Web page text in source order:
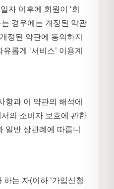
자 이후에 회원이 ‘회
는 경우에는 개정된 약관
정된 약관에 동의하지
롭게 ‘서비스’ 이용계
항과 이 약관의 해석에
의 소비자 보호에 관한
일반 상관례에 따릅니
는 자(이하 ‘가입신청